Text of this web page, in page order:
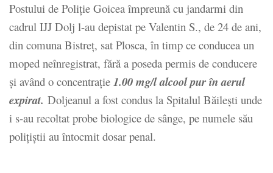
Postului de Poliție Goicea împreună cu jandarmi din
cadrul IJJ Dolj l-au depistat pe Valentin S., de 24 de ani,
din comuna Bistreț, sat Plosca, în timp ce conducea un
moped neînregistrat, fără a poseda permis de conducere
și având o concentraţie 1.00 mg/l alcool pur în aerul
expirat. Doljeanul a fost condus la Spitalul Băilești unde
i s-au recoltat probe biologice de sânge, pe numele său
polițiștii au întocmit dosar penal.